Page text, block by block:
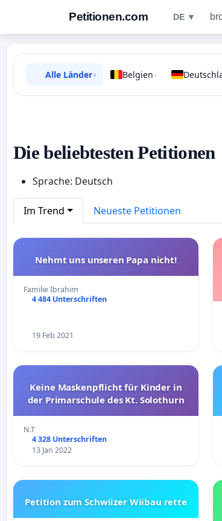
Petitionen.com DE ▼
Alle Länder› Belgien ›
Die beliebtesten Petitionen
Sprache: Deutsch
Im Trend Neueste Petitionen
Nehmt uns unseren Papa nicht!
Familie Ibrahim
4 484 Unterschriften
19 Feb 2021
Keine Maskenpflicht für Kinder in
der Primarschule des Kt. Solothurn
N.T
4 328 Unterschriften
13 Jan 2022
Petition zum Schwiizer Wiibau rette